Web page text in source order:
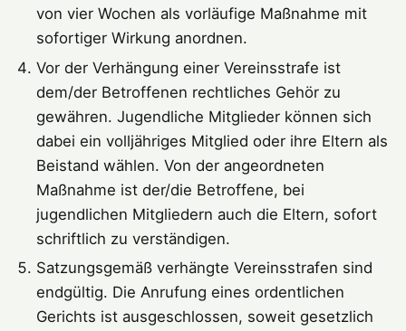
von vier Wochen als vorläufige Maßnahme mit
sofortiger Wirkung anordnen.
Vor der Verhängung einer Vereinsstrafe ist
dem/der Betroffenen rechtliches Gehör zu
gewähren. Jugendliche Mitglieder können sich
dabei ein volljähriges Mitglied oder ihre Eltern als
Beistand wählen. Von der angeordneten
Maßnahme ist der/die Betroffene, bei
jugendlichen Mitgliedern auch die Eltern, sofort
schriftlich zu verständigen.
Satzungsgemäß verhängte Vereinsstrafen sind
endgültig. Die Anrufung eines ordentlichen
Gerichts ist ausgeschlossen, soweit gesetzlich